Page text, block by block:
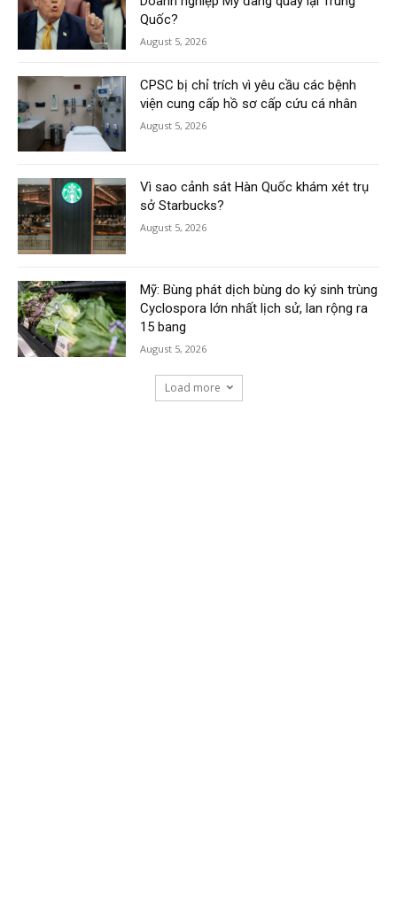
Quốc?
August 5, 2026
CPSC bị chỉ trích vì yêu cầu các bệnh
viện cung cấp hồ sơ cấp cứu cá nhân
August 5, 2026
Vì sao cảnh sát Hàn Quốc khám xét trụ
sở Starbucks?
August 5, 2026
Mỹ: Bùng phát dịch bùng do ký sinh trùng
Cyclospora lớn nhất lịch sử, lan rộng ra
15 bang
August 5, 2026
Load more